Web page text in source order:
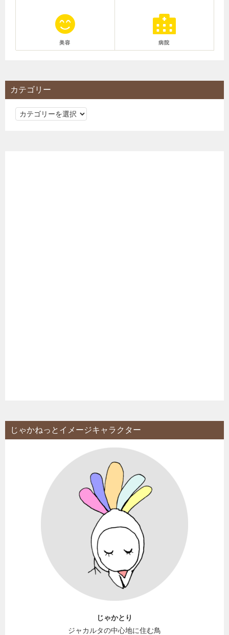
美容 病院
カテゴリー
カ
じゃかねっとイメージキャラクター
じゃかとり
ジャカルタの中心地に住む鳥